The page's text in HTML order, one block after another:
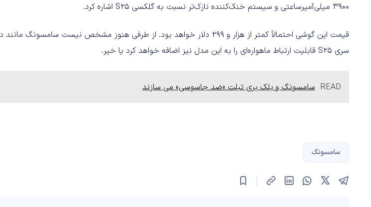
3900 میلی‌آمپرساعتی و سیستم خنک‌کننده نازک‌تر نسبت به گلکسی S25 اشاره کرد.
قیمت این گوشی احتمالاً کمتر از هزار و 299 دلار خواهد بود. از طرفی هنوز مشخص نیست سامسونگ
سری S25 قابلیت ارتباط ماهواره‌ای را به این مدل نیز اضافه خواهد کرد یا خیر.
READ سامسونگ و بلک بری تبلت «ضد جاسوسی» می سازند
سامسونگ